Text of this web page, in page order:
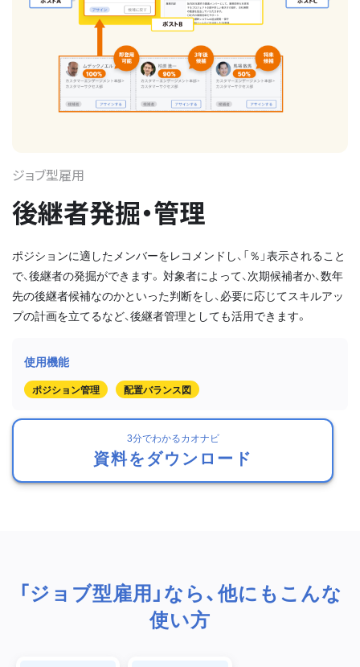
ジョブ型雇用
後継者発掘・管理
ポジションに適したメンバーをレコメンドし、「％」表示されること
で、後継者の発掘ができます。 対象者によって、次期候補者か、数年
先の後継者候補なのかといった判断をし、必要に応じてスキルアッ
プの計画を立てるなど、後継者管理としても活用できます。
ポジション管理 配置バランス図
3分でわかるカオナビ
資料をダウンロード
「ジョブ型雇用」なら、他にもこんな
使い方